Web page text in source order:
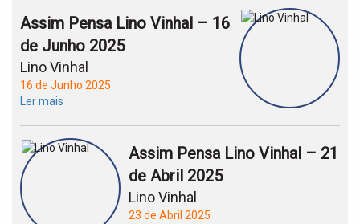
Assim Pensa Lino Vinhal – 16
de Junho 2025
Lino Vinhal
16 de Junho 2025
Ler mais
Assim Pensa Lino Vinhal – 21
de Abril 2025
Lino Vinhal
23 de Abril 2025